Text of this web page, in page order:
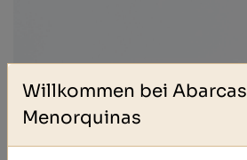
Willkommen bei Abarcas
Menorquinas